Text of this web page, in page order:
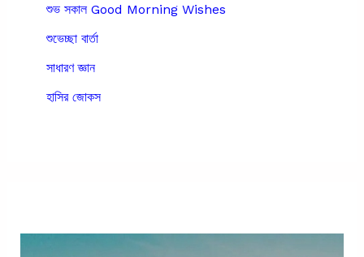
শুভ সকাল Good Morning Wishes
শুভেচ্ছা বার্তা
সাধারণ জ্ঞান
হাসির জোকস